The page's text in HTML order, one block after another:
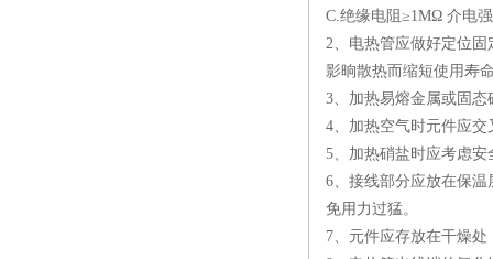
C.绝缘电阻≥1MΩ 介电
2、电热管应做好定位
影晌散热而缩短使用寿
3、加热易熔金属或固
4、加热空气时元件应
5、加热硝盐时应考虑
6、接线部分应放在保
免用力过猛。
7、元件应存放在干燥